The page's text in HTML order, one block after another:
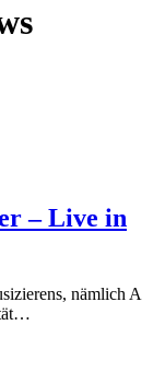
– Live in
nämlich A